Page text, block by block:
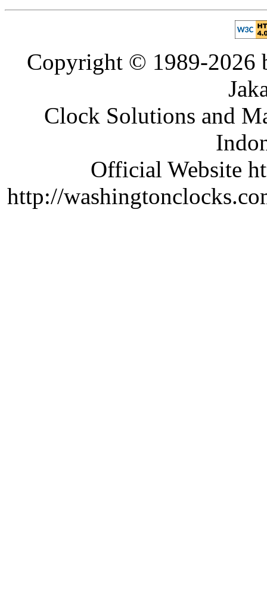
Copyright © 1989-2026
Clock Solutions and
Official Website
http://